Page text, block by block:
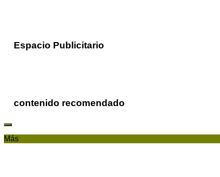
Espacio Publicitario
contenido recomendado
Más